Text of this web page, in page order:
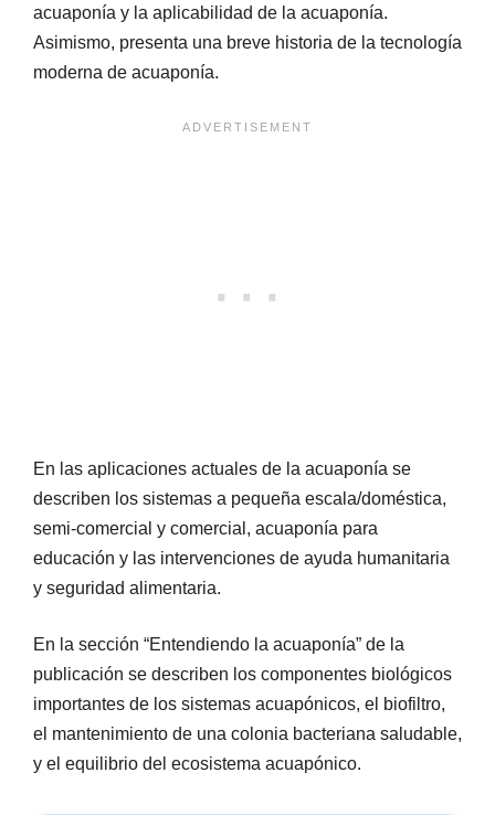
acuaponía y la aplicabilidad de la acuaponía.
Asimismo, presenta una breve historia de la tecnología
moderna de acuaponía.
En las aplicaciones actuales de la acuaponía se
describen los sistemas a pequeña escala/doméstica,
semi-comercial y comercial, acuaponía para
educación y las intervenciones de ayuda humanitaria
y seguridad alimentaria.
En la sección “Entendiendo la acuaponía” de la
publicación se describen los componentes biológicos
importantes de los sistemas acuapónicos, el biofiltro,
el mantenimiento de una colonia bacteriana saludable,
y el equilibrio del ecosistema acuapónico.